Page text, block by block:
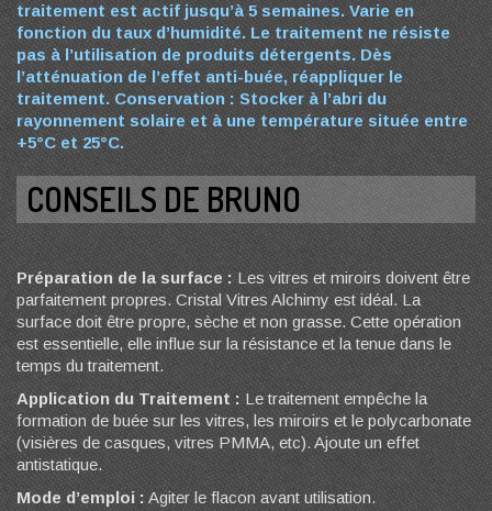
traitement est actif jusqu’à 5 semaines. Varie en
fonction du taux d’humidité. Le traitement ne résiste
pas à l’utilisation de produits détergents. Dès
l’atténuation de l’effet anti-buée, réappliquer le
traitement. Conservation : Stocker à l’abri du
rayonnement solaire et à une température située entre
+5°C et 25°C.
CONSEILS DE BRUNO
Préparation de la surface :Les vitres et miroirs doivent être
parfaitement propres. Cristal Vitres Alchimy est idéal. La
surface doit être propre, sèche et non grasse. Cette opération
est essentielle, elle influe sur la résistance et la tenue dans le
temps du traitement.
Application du Traitement : Le traitement empêche la
formation de buée sur les vitres, les miroirs et le polycarbonate
(visières de casques, vitres PMMA, etc). Ajoute un effet
antistatique.
Mode d’emploi : Agiter le flacon avant utilisation.